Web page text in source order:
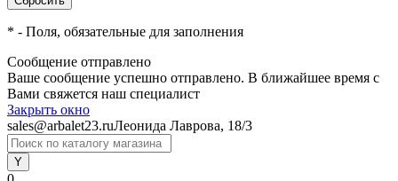
* - Поля, обязательные для заполнения
Сообщение отправлено
Ваше сообщение успешно отправлено. В ближайшее время с
Вами свяжется наш специалист
Закрыть окно
sales@arbalet23.ruЛеонида Лаврова, 18/3